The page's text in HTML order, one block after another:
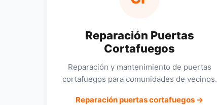
Reparación Puertas
Cortafuegos
Reparación y mantenimiento de puertas
cortafuegos para comunidades de vecinos.
Reparación puertas cortafuegos →